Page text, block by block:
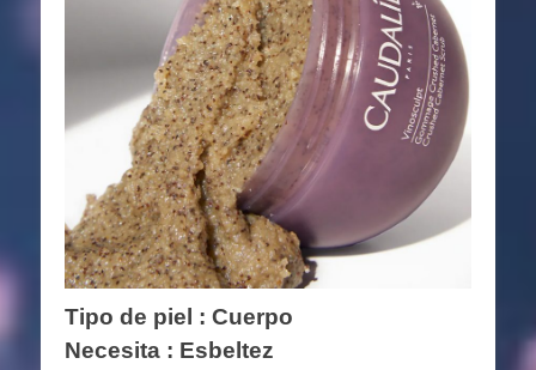
Tipo de piel : Cuerpo
Necesita : Esbeltez